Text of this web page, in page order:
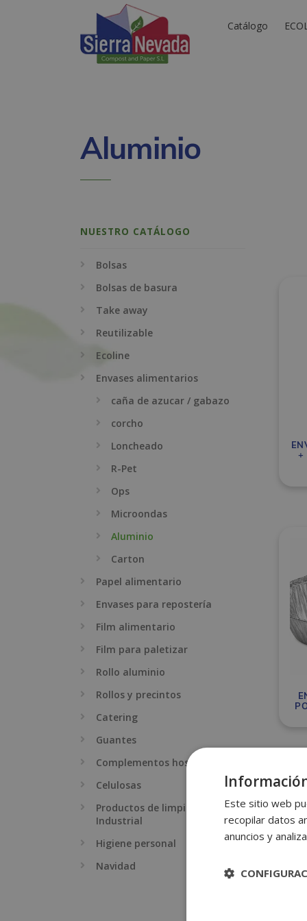
Catálogo
Aluminio
+
NUESTRO CATÁLOGO
Bolsas
Bolsas de basura
Take away
Reutilizable
Ecoline
Envases alimentarios
caña de azucar / gabazo
corcho
Loncheado
R-Pet
Ops
Microondas
Aluminio
Carton
Papel alimentario
Envases para repostería
Film alimentario
Film para paletizar
Rollo aluminio
Rollos y precintos
Catering
Guantes
Complementos hostelería
Celulosas
Productos de limpieza
Industrial
Higiene personal
Navidad
Este sitio web
recopilar datos
anuncios y